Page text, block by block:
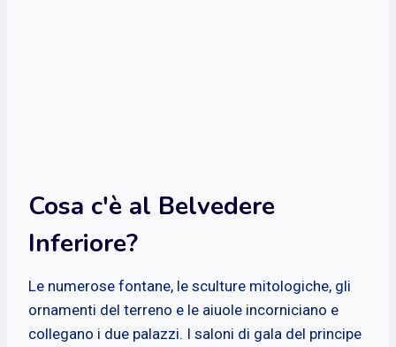
Cosa c'è al Belvedere
Inferiore?
Le numerose fontane, le sculture mitologiche, gli
ornamenti del terreno e le aiuole incorniciano e
collegano i due palazzi. I saloni di gala del principe